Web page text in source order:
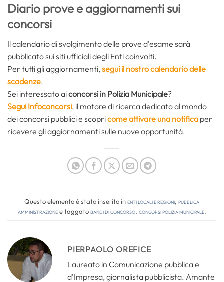
Diario prove e aggiornamenti sui
concorsi
Il calendario di svolgimento delle prove d’esame sarà
pubblicato sui siti ufficiali degli Enti coinvolti.
Per tutti gli aggiornamenti, segui il nostro calendario delle
scadenze.
Sei interessato aiconcorsi in Polizia Municipale?
Segui Infoconcorsi, il motore di ricerca dedicato al mondo
dei concorsi pubblici e scopricome attivare una notifica per
ricevere gli aggiornamenti sulle nuove opportunità.
Questo elemento è stato inserito inEnti locali e regioni, Pubblica
amministrazionee taggatobandi di concorso, concorsi polizia municipale.
PIERPAOLO OREFICE
Laureato in Comunicazione pubblica e
d’Impresa, giornalista pubblicista. Amante